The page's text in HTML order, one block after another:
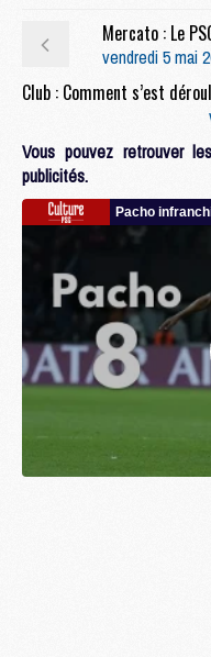
Mercato : Le
vendredi 5 mai
Vous pouvez retrouver
publicités.